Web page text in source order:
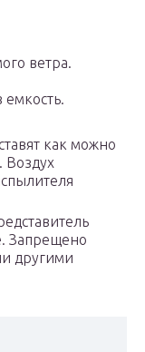
ветра.
как можно
Воздух
Запрещено
другими